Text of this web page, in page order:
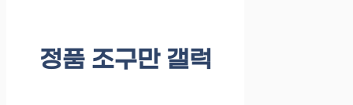
정품 조구만 갤럭